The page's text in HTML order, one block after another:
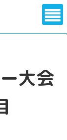
大会